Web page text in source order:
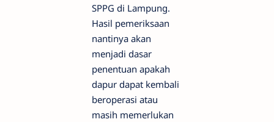
SPPG di Lampung.
Hasil pemeriksaan
nantinya akan
menjadi dasar
penentuan apakah
dapur dapat kembali
beroperasi atau
masih memerlukan